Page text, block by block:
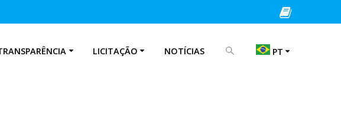
LICITAÇÃO NOTÍCIAS PROCURAR POR:
PT